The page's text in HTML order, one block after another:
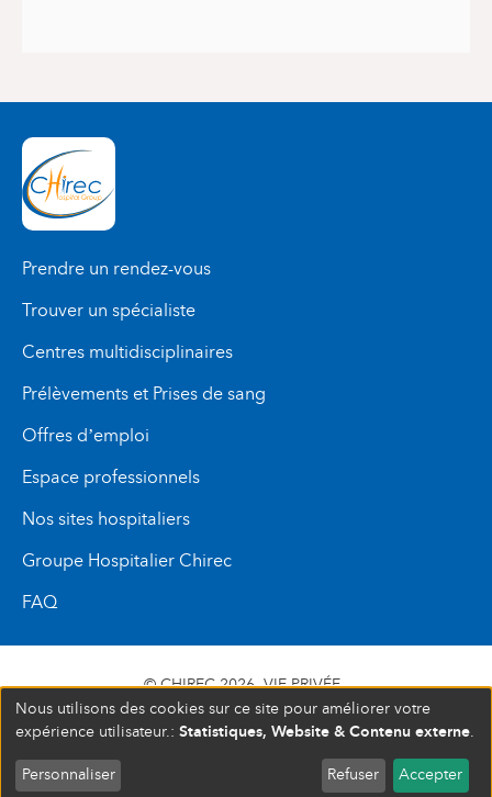
Prendre un rendez-vous
Trouver un spécialiste
Centres multidisciplinaires
Prélèvements et Prises de sang
Offres d’emploi
Espace professionnels
Nos sites hospitaliers
Groupe Hospitalier Chirec
FAQ
© CHIREC 2026 VIE PRIVÉE
SIÈGE SOCIAL BOULEVARD DU TRIOMPHE 201 1160
BRUXELLES N° D’ENTREPRISE : 472 937 059
Nous utilisons des cookies sur ce site pour améliorer votre
expérience utilisateur.: Statistiques, Website & Contenu externe.
Personnaliser Refuser Accepter